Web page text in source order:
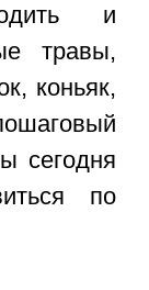
и
травы,
коньяк,
сегодня
по